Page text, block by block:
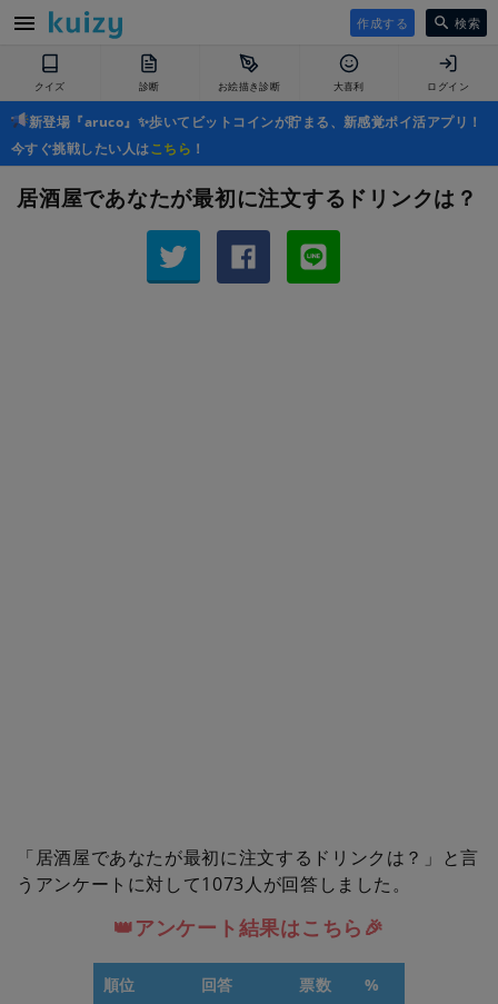
作成する 検索
クイズ 診断 お絵描き診断 大喜利 ログイン
新登場『aruco』✨歩いてビットコインが貯まる、新感覚ポイ活アプリ！
今すぐ挑戦したい人はこちら ！
居酒屋であなたが最初に注文するドリンクは？
「居酒屋であなたが最初に注文するドリンクは？」と言
うアンケートに対して1073人が回答しました。
👑アンケート結果はこちら🎉
順位 回答 票数 %